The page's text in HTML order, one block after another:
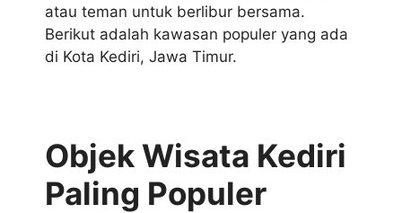
atau teman untuk berlibur bersama.
Berikut adalah kawasan populer yang ada
di Kota Kediri, Jawa Timur.
Objek Wisata Kediri
Paling Populer